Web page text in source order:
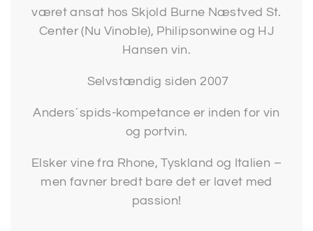
været ansat hos Skjold Burne Næstved St.
Center (Nu Vinoble), Philipsonwine og HJ
Hansen vin.
Selvstændig siden 2007
Anders´spids-kompetance er inden for vin
og portvin.
Elsker vine fra Rhone, Tyskland og Italien –
men favner bredt bare det er lavet med
passion!